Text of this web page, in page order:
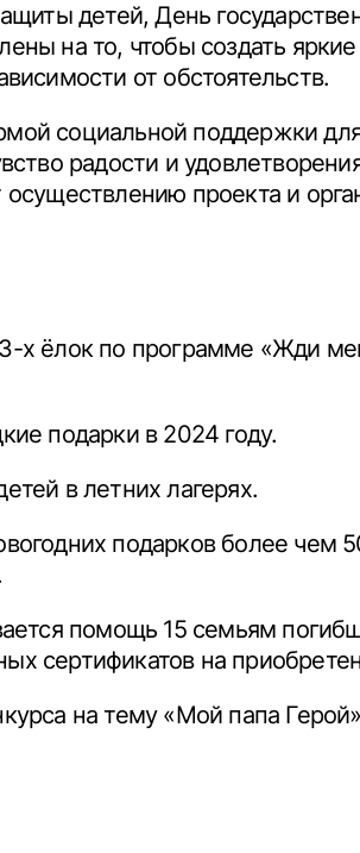
детей, День
на то, чтобы создать
от обстоятельств.
социальной поддержки
радости и
осуществлению проекта и
х ёлок по программе «Жди
подарки в 2024 году.
в летних лагерях.
подарков более
помощь 15 семьям
сертификатов на
на тему «Мой папа